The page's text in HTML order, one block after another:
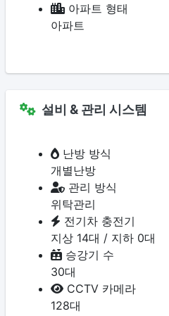
아파트 형태
아파트
설비 & 관리 시스템
난방 방식
개별난방
관리 방식
위탁관리
전기차 충전기
지상 14대 / 지하 0대
승강기 수
30대
CCTV 카메라
128대